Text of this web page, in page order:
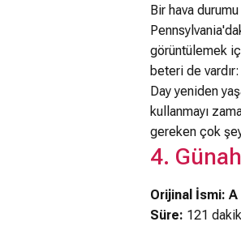
Bir hava
görüntülemek
beteri de
Day yeniden
kullanmayı
gereken çok
4.
Orijinal İsmi: A
Süre: 121